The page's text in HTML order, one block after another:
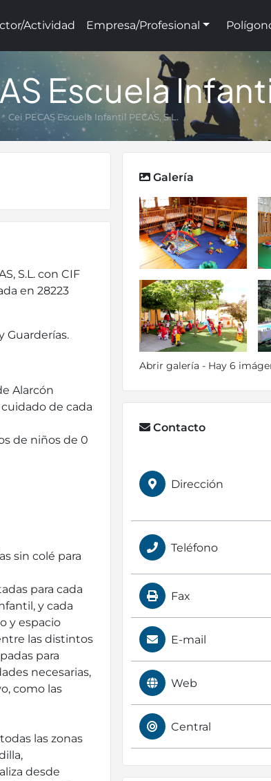
Actividad Empresa/Profesional
Escuela
Cei PECAS Escuela Infantil PECAS, S.L.
S.L. con CIF
en 28223
Guarderías.
Alarcón
de cada
de niños de 0
sin colé para
para cada
y cada
y espacio
las distintos
para
necesarias,
como las
las zonas
desde
Galería
Abrir galería - Hay 6
Contacto
Dirección
Teléfono
Fax
E-mail
Web
Central